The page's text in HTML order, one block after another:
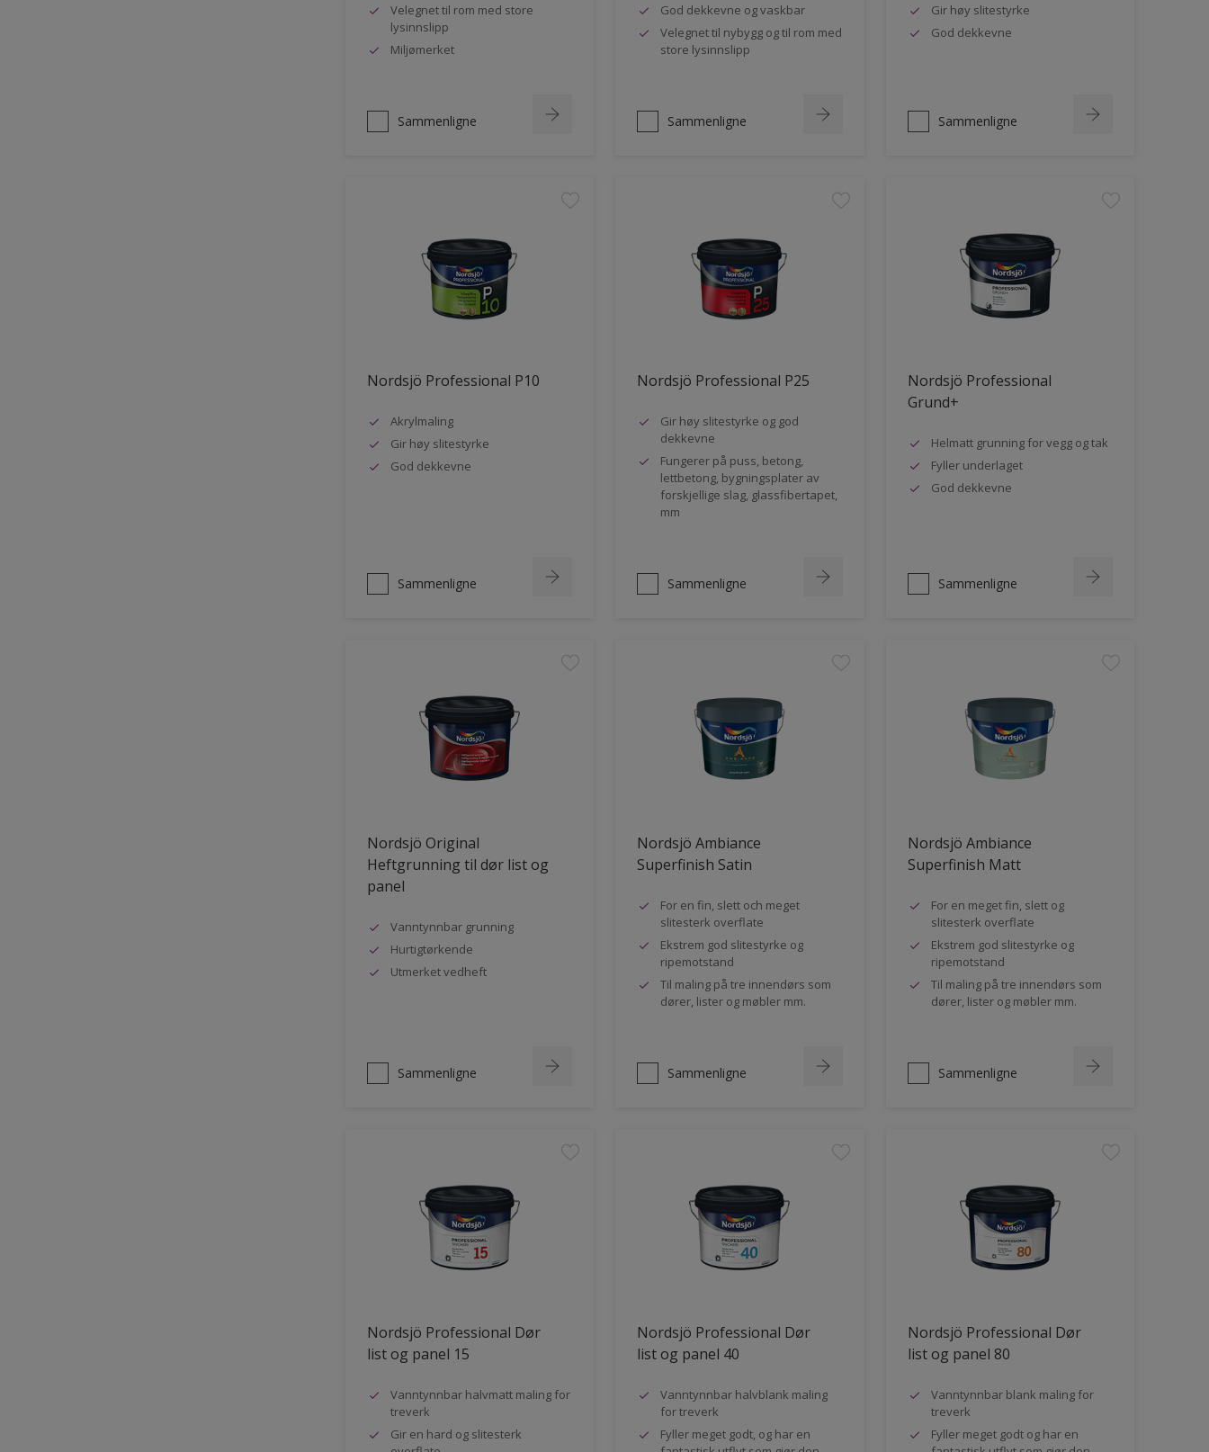
Velegnet til rom med store
lysinnslipp
Miljømerket
Sammenligne
God dekkevne og vaskbar
Velegnet til nybygg og til rom med
store lysinnslipp
Sammenligne
Gir høy slitestyrke
God dekkevne
Sammenligne
Nordsjö Professional P10
Akrylmaling
Gir høy slitestyrke
God dekkevne
Sammenligne
Nordsjö Professional P25
Gir høy slitestyrke og god
dekkevne
Fungerer på puss, betong,
lettbetong, bygningsplater av
forskjellige slag, glassfibertapet,
mm
Sammenligne
Nordsjö Professional
Grund+
Helmatt grunning for vegg og tak
Fyller underlaget
God dekkevne
Sammenligne
Nordsjö Original
Heftgrunning til dør list og
panel
Vanntynnbar grunning
Hurtigtørkende
Utmerket vedheft
Sammenligne
Nordsjö Ambiance
Superfinish Satin
For en fin, slett och meget
slitesterk overflate
Ekstrem god slitestyrke og
ripemotstand
Til maling på tre innendørs som
dører, lister og møbler mm.
Sammenligne
Nordsjö Ambiance
Superfinish Matt
For en meget fin, slett og
slitesterk overflate
Ekstrem god slitestyrke og
ripemotstand
Til maling på tre innendørs som
dører, lister og møbler mm.
Sammenligne
Nordsjö Professional Dør
list og panel 15
Vanntynnbar halvmatt maling for
treverk
Gir en hard og slitesterk
Nordsjö Professional Dør
list og panel 40
Vanntynnbar halvblank maling
for treverk
Fyller meget godt, og har en
Nordsjö Professional Dør
list og panel 80
Vanntynnbar blank maling for
treverk
Fyller meget godt og har en